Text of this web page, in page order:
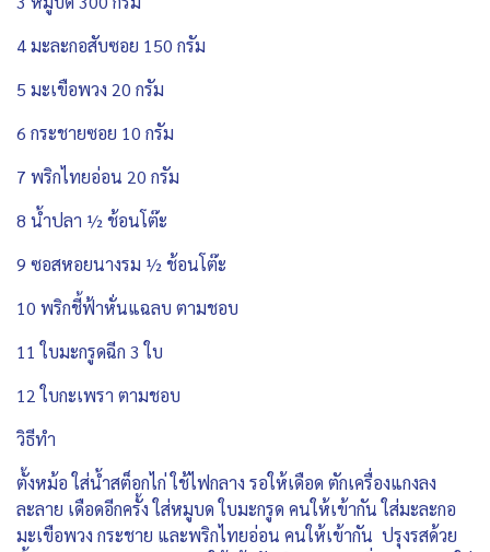
4 มะละกอสับซอย 150 กรัม
5 มะเขือพวง 20 กรัม
6 กระชายซอย 10 กรัม
7 พริกไทยอ่อน 20 กรัม
8 น้ำปลา ½ ช้อนโต๊ะ
9 ซอสหอยนางรม ½ ช้อนโต๊ะ
10 พริกชี้ฟ้าหั่นแฉลบ ตามชอบ
11 ใบมะกรูดฉีก 3 ใบ
12 ใบกะเพรา ตามชอบ
วิธีทำ
ตั้งหม้อ ใส่น้ำสต็อกไก่ ใช้ไฟกลาง รอให้เดือด ตักเครื่องแกงลง
ละลาย เดือดอีกครั้ง ใส่หมูบด ใบมะกรูด คนให้เข้ากัน ใส่มะละกอ
มะเขือพวง กระชาย และพริกไทยอ่อน คนให้เข้ากัน ปรุงรสด้วย